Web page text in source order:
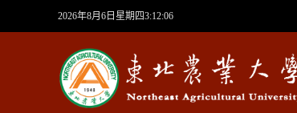
2026年8月6日星期四3:12:06